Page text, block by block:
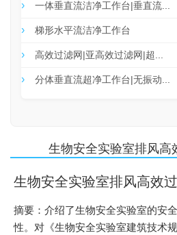
一体垂直流洁净工作台|垂直流...
梯形水平流洁净工作台
高效过滤网|亚高效过滤网|超...
分体垂直流超净工作台|无振动...
生物安全实验室排风高
生物安全实验室排风高效
摘要：介绍了生物安全实验室的安
性。对《生物安全实验室建筑技术